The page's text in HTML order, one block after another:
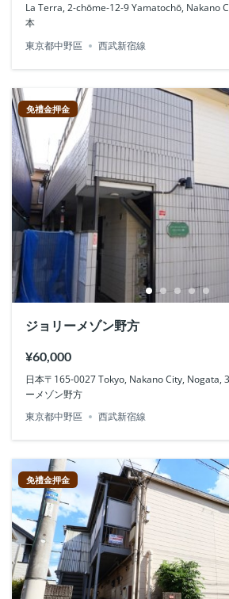
La Terra, 2-chōme-12-9 Yamatochō, Nakano
本
東京都中野區
西武新宿線
免禮金押金
ジョリーメゾン野方
¥60,000
日本〒165-0027 Tokyo, Nakano City, Nogata,
ーメゾン野方
東京都中野區
西武新宿線
免禮金押金